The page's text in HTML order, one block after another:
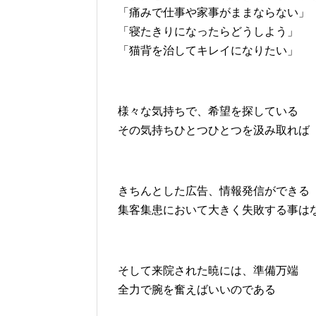
「痛みで仕事や家事がままならない」
「寝たきりになったらどうしよう」
「猫背を治してキレイになりたい」
様々な気持ちで、希望を探している
その気持ちひとつひとつを汲み取れば
きちんとした広告、情報発信ができる
集客集患において大きく失敗する事は
そして来院された暁には、準備万端
全力で腕を奮えばいいのである